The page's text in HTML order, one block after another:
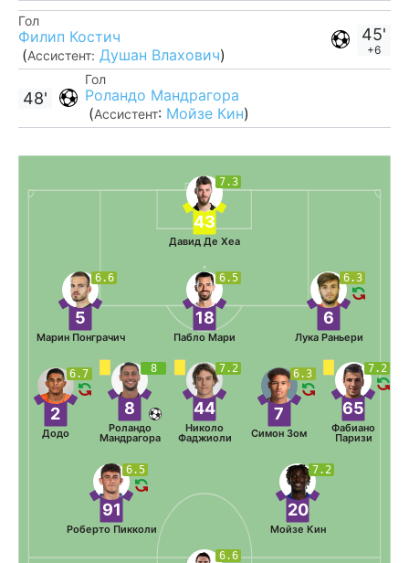
45'
+6
Гол
Филип Костич
(Ассистент: Душан Влахович)
Гол
Роландо Мандрагора
(Ассистент: Мойзе Кин)
48'
7.3
43
Давид Де Хеа
6.3
6
Лука Раньери
6.5
18
Пабло Мари
6.6
5
Марин Понграчич
7.2
65
Фабиано
Паризи
6.3
7
Симон Зом
7.2
44
Николо
Фаджиоли
8
8
Роландо
Мандрагора
6.7
2
Додо
7.2
20
Мойзе Кин
6.5
91
Роберто Пикколи
6.6